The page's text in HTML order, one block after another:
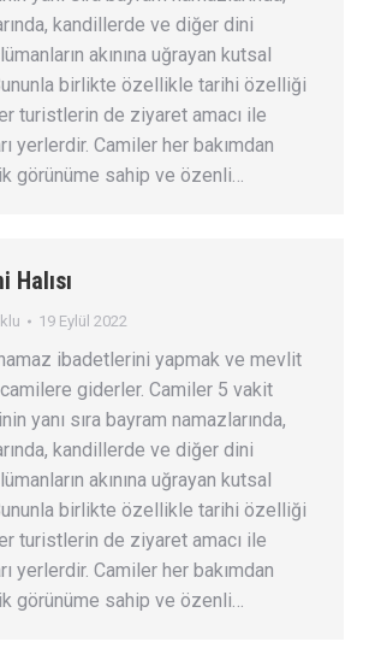
kandillerde ve diğer dini
akınına uğrayan kutsal
birlikte özellikle tarihi özelliği
turistlerin de ziyaret amacı ile
yerlerdir. Camiler her bakımdan
görünüme sahip ve özenli…
Halısı
19 Eylül 2022
ibadetlerini yapmak ve mevlit
giderler. Camiler 5 vakit
yanı sıra bayram namazlarında,
kandillerde ve diğer dini
akınına uğrayan kutsal
birlikte özellikle tarihi özelliği
turistlerin de ziyaret amacı ile
yerlerdir. Camiler her bakımdan
görünüme sahip ve özenli…